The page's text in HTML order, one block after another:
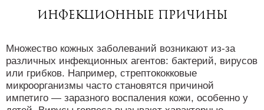
Инфекционные причины
Множество кожных заболеваний возникают из-за
различных инфекционных агентов: бактерий, вирусов
или грибков. Например, стрептококковые
микроорганизмы часто становятся причиной
импетиго — заразного воспаления кожи, особенно у